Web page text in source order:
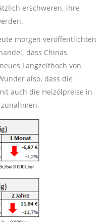
erschweren, ihre
morgen veröffentlichten
dass Chinas
Langzeithoch von
also, dass die
auch die Heizölpreise in